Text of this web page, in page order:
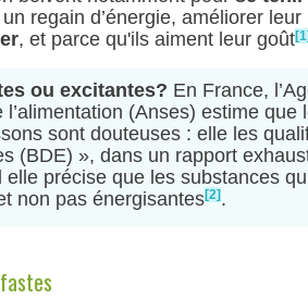
regain d’énergie, améliorer
, et parce qu'ils aiment leur goût
ou excitantes? En France,
l’alimentation (Anses) estime
sont douteuses : elle les
(BDE) », dans un rapport
elle précise que les substances
non pas énergisantes[2].